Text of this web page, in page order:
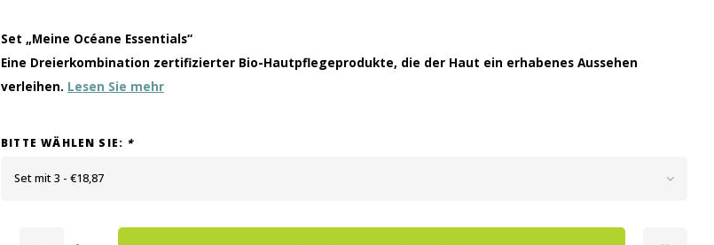
Set „Meine Océane Essentials“
Eine Dreierkombination zertifizierter Bio-Hautpflegeprodukte, die der Haut ein erhabenes Aussehen
verleihen. Lesen Sie mehr
BITTE WÄHLEN SIE: *
Set mit 3 - €18,87